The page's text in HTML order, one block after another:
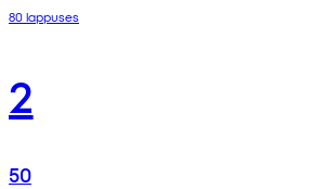
80 lappuses
2
50